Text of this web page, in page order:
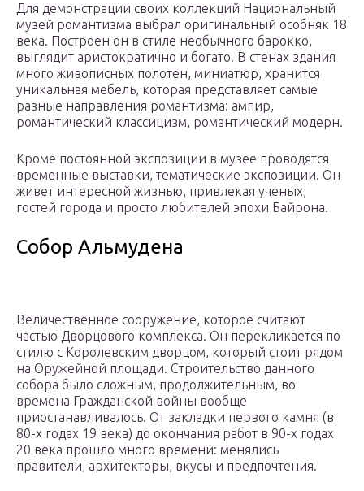
Для демонстрации своих коллекций Национальный
музей романтизма выбрал оригинальный особняк 18
века. Построен он в стиле необычного барокко,
выглядит аристократично и богато. В стенах здания
много живописных полотен, миниатюр, хранится
уникальная мебель, которая представляет самые
разные направления романтизма: ампир,
романтический классицизм, романтический модерн.
Кроме постоянной экспозиции в музее проводятся
временные выставки, тематические экспозиции. Он
живет интересной жизнью, привлекая ученых,
гостей города и просто любителей эпохи Байрона.
Собор Альмудена
Величественное сооружение, которое считают
частью Дворцового комплекса. Он перекликается по
стилю с Королевским дворцом, который стоит рядом
на Оружейной площади. Строительство данного
собора было сложным, продолжительным, во
времена Гражданской войны вообще
приостанавливалось. От закладки первого камня (в
80-х годах 19 века) до окончания работ в 90-х годах
20 века прошло много времени: менялись
правители, архитекторы, вкусы и предпочтения.